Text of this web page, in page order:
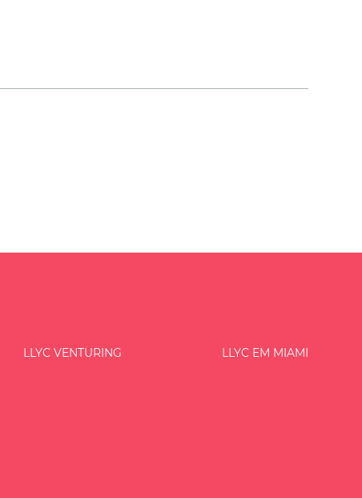
LLYC VENTURING LLYC EM MIAMI